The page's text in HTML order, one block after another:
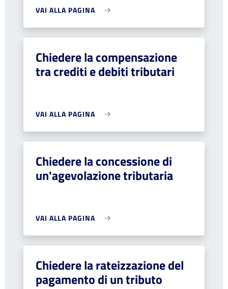
VAI ALLA PAGINA
Chiedere la compensazione
tra crediti e debiti tributari
VAI ALLA PAGINA
Chiedere la concessione di
un'agevolazione tributaria
VAI ALLA PAGINA
Chiedere la rateizzazione del
pagamento di un tributo